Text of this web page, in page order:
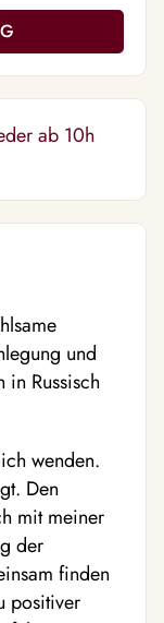
ab 10h
und
in Russisch
wenden.
Den
mit meiner
der
finden
positiver